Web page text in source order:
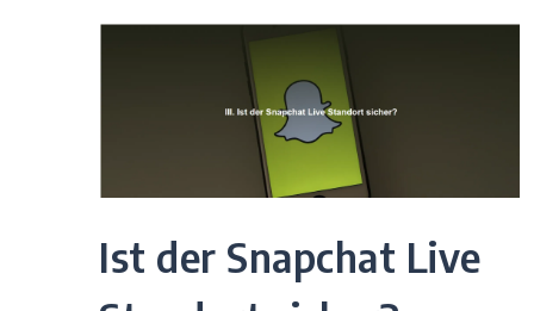
Ist der Snapchat Live